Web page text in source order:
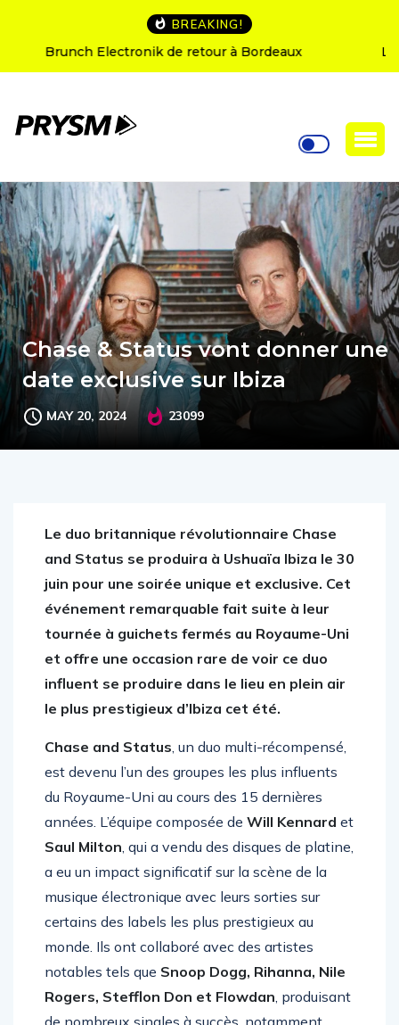
BREAKING!
L’Amnesia Ibiza fête ses 50 ans : le programme des
soirées d’ouverture
Chase & Status vont donner une
date exclusive sur Ibiza
Le duo britannique révolutionnaire Chase
and Status se produira à Ushuaïa Ibiza le 30
juin pour une soirée unique et exclusive. Cet
événement remarquable fait suite à leur
tournée à guichets fermés au Royaume-Uni
et offre une occasion rare de voir ce duo
influent se produire dans le lieu en plein air
Chase and Status , un duo multi-récompensé,
est devenu l’un des groupes les plus influents
du Royaume-Uni au cours des 15 dernières
années. L’équipe composée deWill Kennardet
Saul Milton, qui a vendu des disques de platine,
a eu un impact significatif sur la scène de la
musique électronique avec leurs sorties sur
certains des labels les plus prestigieux au
monde. Ils ont collaboré avec des artistes
notables tels que Snoop Dogg, Rihanna, Nile
Rogers, Stefflon Don et Flowdan, produisant